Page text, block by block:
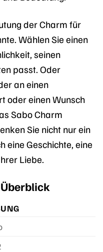
der Charm für
Wählen Sie einen
seinen
passt. Oder
an einen
oder einen Wunsch
Sabo Charm
Sie nicht nur ein
eine Geschichte, eine
Liebe.